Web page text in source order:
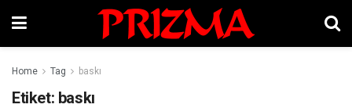
Home Tag baskı
Etiket: baskı